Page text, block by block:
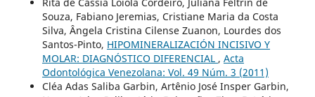
Souza, Fabiano Jeremias, Cristiane Maria da Costa
Silva, Ângela Cristina Cilense Zuanon, Lourdes dos
Santos-Pinto, HIPOMINERALIZACIÓN INCISIVO Y
MOLAR: DIAGNÓSTICO DIFERENCIAL , Acta
Odontológica Venezolana: Vol. 49 Núm. 3 (2011)
Cléa Adas Saliba Garbin, Artênio José Insper Garbin,